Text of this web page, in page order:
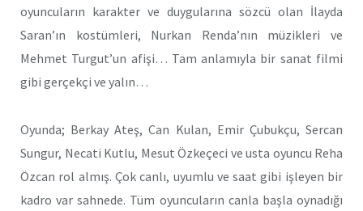
oyuncuların karakter ve duygularına sözcü olan İlayda
Saran’ın kostümleri, Nurkan Renda’nın müzikleri ve
Mehmet Turgut’un afişi… Tam anlamıyla bir sanat filmi
gibi gerçekçi ve yalın…
Oyunda; Berkay Ateş, Can Kulan, Emir Çubukçu, Sercan
Sungur, Necati Kutlu, Mesut Özkeçeci ve usta oyuncu Reha
Özcan rol almış. Çok canlı, uyumlu ve saat gibi işleyen bir
kadro var sahnede. Tüm oyuncuların canla başla oynadığı